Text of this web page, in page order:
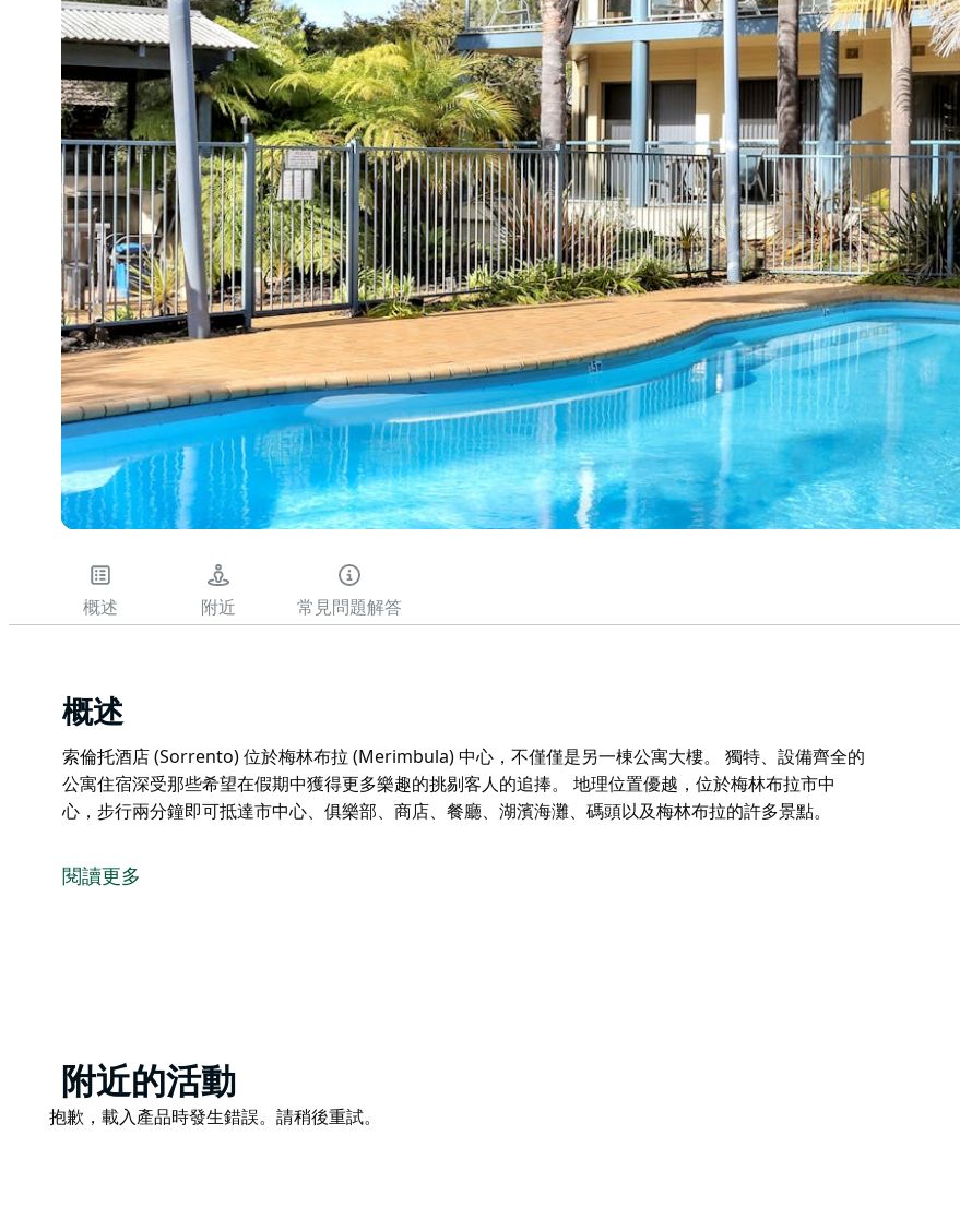
概述 附近 常見問題解答
概述
索倫托酒店 (Sorrento) 位於梅林布拉 (Merimbula) 中心，不僅僅是另一棟公寓大樓。 獨特、設備齊全的
公寓住宿深受那些希望在假期中獲得更多樂趣的挑剔客人的追捧。 地理位置優越，位於梅林布拉市中
心，步行兩分鐘即可抵達市中心、俱樂部、商店、餐廳、湖濱海灘、碼頭以及梅林布拉的許多景點。
獨特、設備齊全的公寓住宿深受那些希望在假期中獲得更多樂趣的挑剔客人的追捧。
閱讀更多
Product
List
附近的活動
Product
抱歉，載入產品時發生錯誤。請稍後重試。